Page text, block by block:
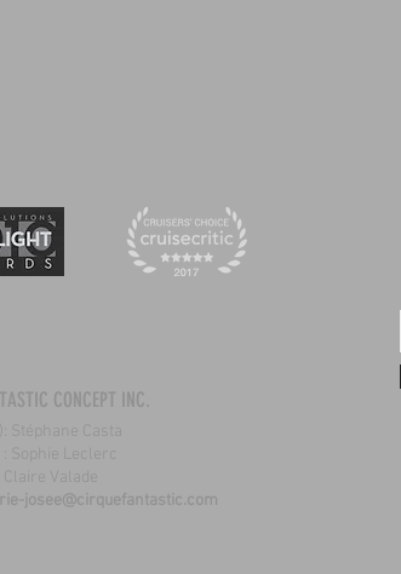
CONCEPT INC.
Stéphane Casta
Sophie Leclerc
Claire Valade
josee@cirquefantastic.com